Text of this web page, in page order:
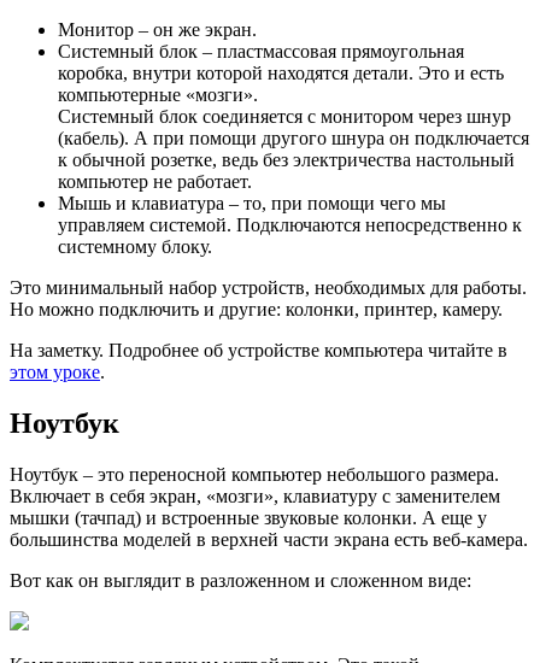
Монитор – он же экран.
Системный блок – пластмассовая прямоугольная
коробка, внутри которой находятся детали. Это и есть
компьютерные «мозги».
Системный блок соединяется с монитором через шнур
(кабель). А при помощи другого шнура он подключается
к обычной розетке, ведь без электричества настольный
компьютер не работает.
Мышь и клавиатура – то, при помощи чего мы
управляем системой. Подключаются непосредственно к
системному блоку.
Это минимальный набор устройств, необходимых для работы.
Но можно подключить и другие: колонки, принтер, камеру.
На заметку. Подробнее об устройстве компьютера читайте в
этом уроке.
Ноутбук
Ноутбук – это переносной компьютер небольшого размера.
Включает в себя экран, «мозги», клавиатуру с заменителем
мышки (тачпад) и встроенные звуковые колонки. А еще у
большинства моделей в верхней части экрана есть веб-камера.
Вот как он выглядит в разложенном и сложенном виде: